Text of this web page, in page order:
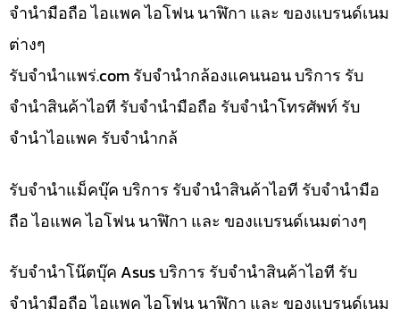
จำนำมือถือ ไอแพค ไอโฟน นาฬิกา และ ของแบรนด์เนม
ต่างๆ
รับจํานําแพร่.com รับจำนำกล้องแคนนอน บริการ รับ
จำนำสินค้าไอที รับจำนำมือถือ รับจำนำโทรศัพท์ รับ
จำนำไอแพค รับจำนำกล้
รับจำนำแม็คบุ๊ค บริการ รับจำนำสินค้าไอที รับจำนำมือ
ถือ ไอแพค ไอโฟน นาฬิกา และ ของแบรนด์เนมต่างๆ
รับจำนำโน๊ตบุ๊ค Asus บริการ รับจำนำสินค้าไอที รับ
จำนำมือถือ ไอแพค ไอโฟน นาฬิกา และ ของแบรนด์เนม